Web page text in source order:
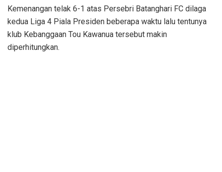
Kemenangan telak 6-1 atas Persebri Batanghari FC dilaga
kedua Liga 4 Piala Presiden beberapa waktu lalu tentunya
klub Kebanggaan Tou Kawanua tersebut makin
diperhitungkan.